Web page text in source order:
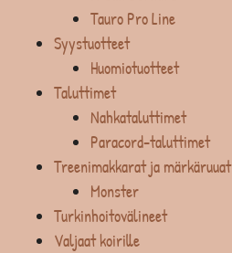
Tauro Pro Line
Syystuotteet
Huomiotuotteet
Taluttimet
Nahkataluttimet
Paracord-taluttimet
Treenimakkarat ja märkäruuat
Monster
Turkinhoitovälineet
Valjaat koirille